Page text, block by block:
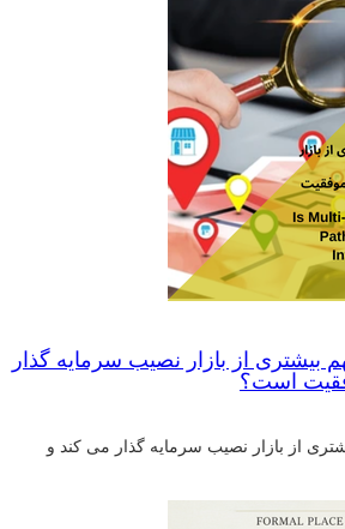
بیشتری از بازار نصیب سرمایه گذار
است؟
از بازار نصیب سرمایه گذار می کند و